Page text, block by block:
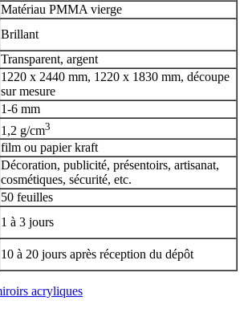
Matériau PMMA vierge
Brillant
Transparent, argent
1220 x 2440 mm, 1220 x 1830 mm, découpe
sur mesure
1-6 mm
1,2 g/cm3
film ou papier kraft
Décoration, publicité, présentoirs, artisanat,
cosmétiques, sécurité, etc.
50 feuilles
1 à 3 jours
10 à 20 jours après réception du dépôt